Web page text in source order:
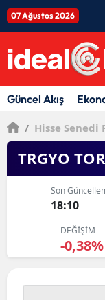
07 Ağustos 2026
Güncel Akış
/ Hisse Senedi
TRGYO
Son
18:10
DEĞİŞİM
-0,38%